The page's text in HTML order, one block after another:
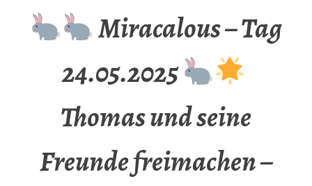
Miracalous – Tag
24.05.2025
Thomas und seine
Freunde freimachen –